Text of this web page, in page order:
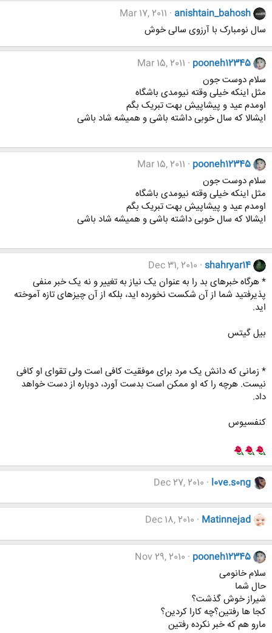
anishtain_bahosh
Mar 17, 2011
سال نومبارک با آرزوی سالی خوش
pooneh12345
Mar 15, 2011
سلام دوست جون
مثل اینکه خیلی وقته نیومدی باشگاه
اومدم عید و پیشاپیش بهت تبریک بگم
ایشالا که سال خوبی داشته باشی و همیشه شاد باشی
pooneh12345
Mar 15, 2011
سلام دوست جون
مثل اینکه خیلی وقته نیومدی باشگاه
اومدم عید و پیشاپیش بهت تبریک بگم
ایشالا که سال خوبی داشته باشی و همیشه شاد باشی
shahryar14
Dec 31, 2010
* هرگاه خبرهای بد را به عنوان یک نیاز به تغییر و نه یک خبر منفی
پذیرفتید شما از آن شکست نخورده اید، بلکه از آن چیزهای تازه آموخته
اید.
بیل گیتس
* زمانی که دانش یک مرد برای موفقیت کافی است ولی تقوای او کافی
نیست. هرچه را که او ممکن است بدست آورد، دوباره از دست خواهد
داد.
کنفسیوس
l0ve.s0ng
Dec 27, 2010
Matinnejad
Dec 18, 2010
pooneh12345
Nov 29, 2010
سلام خانومی
حال شما
شیراز خوش گذشت؟
کجا ها رفتین؟چه کارا کردین؟
مارو هم که خبر نکرده رفتین